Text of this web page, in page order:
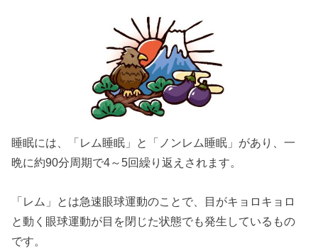
睡眠には、「レム睡眠」と「ノンレム睡眠」があり、一
晩に約90分周期で4～5回繰り返えされます。
「レム」とは急速眼球運動のことで、目がキョロキョロ
と動く眼球運動が目を閉じた状態でも発生しているもの
です。